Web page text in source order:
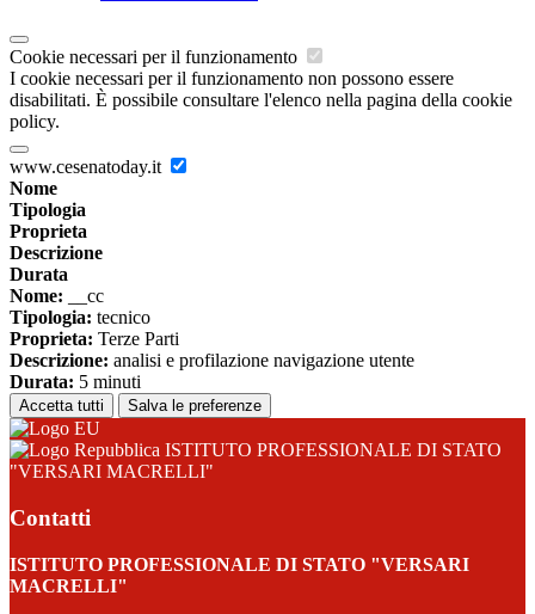
Cookie necessari per il funzionamento
I cookie necessari per il funzionamento non possono essere
disabilitati. È possibile consultare l'elenco nella pagina della cookie
policy.
www.cesenatoday.it
Nome
Tipologia
Proprieta
Descrizione
Durata
Nome: __cc
Tipologia: tecnico
Proprieta: Terze Parti
Descrizione: analisi e profilazione navigazione utente
Durata: 5 minuti
Accetta tutti Salva le preferenze
ISTITUTO PROFESSIONALE DI STATO
"VERSARI MACRELLI"
Contatti
ISTITUTO PROFESSIONALE DI STATO "VERSARI
MACRELLI"